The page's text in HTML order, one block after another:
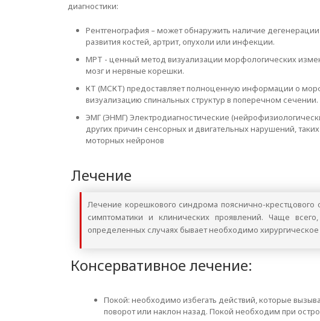
диагностики:
Рентгенография – может обнаружить наличие
развития костей, артрит, опухоли или инфекции.
МРТ - ценный метод визуализации морфологических
мозг и нервные корешки.
КТ (МСКТ) предоставляет полноценную информации о
визуализацию спинальных структур в поперечном сечении.
ЭМГ (ЭНМГ) Электродиагностические
других причин сенсорных и двигательных нарушений,
моторных нейронов
Лечение
Лечение корешкового синдрома пояснично-крестцового
симптоматики и клинических проявлений. Чаще
определенных случаях бывает необходимо
Консервативное лечение:
Покой: необходимо избегать действий, которые
поворот или наклон назад. Покой необходим при